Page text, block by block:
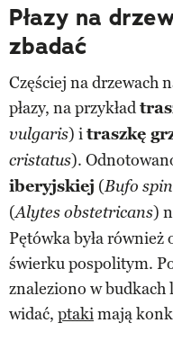
Płazy na
zbadać
Częściej na drzewach
płazy, na przykład
vulgaris) itraszkę
cristatus).
iberyjskiej (Bufo
(Alytes obstetricans)
Pętówka była również
świerku pospolitym.
znaleziono w budkach
widać, ptakimają